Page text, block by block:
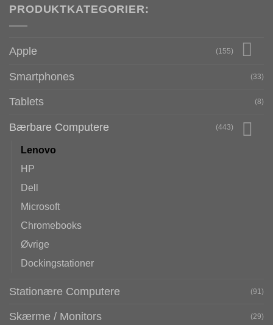
PRODUKTKATEGORIER:
Apple (155)
Smartphones (33)
Tablets (8)
Bærbare Computere (443)
Lenovo
HP
Dell
Microsoft
Chromebooks
Øvrige
Dockingstationer
Stationære Computere (91)
Skærme / Monitors (29)